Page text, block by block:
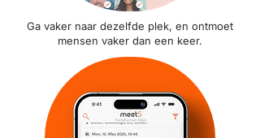
Ga vaker naar dezelfde plek, en ontmoet
mensen vaker dan een keer.